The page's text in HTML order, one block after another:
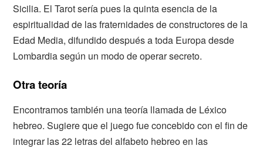
Sicilia. El Tarot sería pues la quinta esencia de la
espiritualidad de las fraternidades de constructores de la
Edad Media, difundido después a toda Europa desde
Lombardia según un modo de operar secreto.
Otra teoría
Encontramos también una teoría llamada de Léxico
hebreo. Sugiere que el juego fue concebido con el fin de
integrar las 22 letras del alfabeto hebreo en las